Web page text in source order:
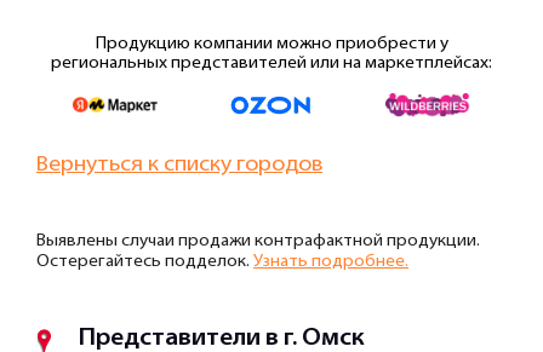
Продукцию компании можно приобрести у
региональных представителей или на маркетплейсах:
Вернуться к списку городов
Выявлены случаи продажи контрафактной продукции.
Остерегайтесь подделок. Узнать подробнее.
Представители в г. Омск